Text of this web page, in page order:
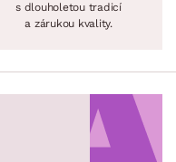
s dlouholetou tradicí
a zárukou kvality.